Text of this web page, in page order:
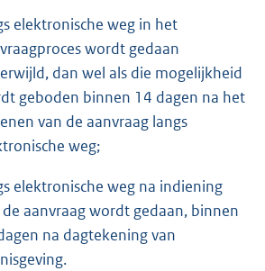
elektronische weg in het
wordt gedaan
dan wel als die mogelijkheid
geboden binnen 14 dagen na het
van de aanvraag langs
weg;
elektronische weg na indiening
aanvraag wordt gedaan, binnen
na dagtekening van